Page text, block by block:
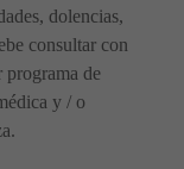
dolencias,
consultar con
programa de
y / o